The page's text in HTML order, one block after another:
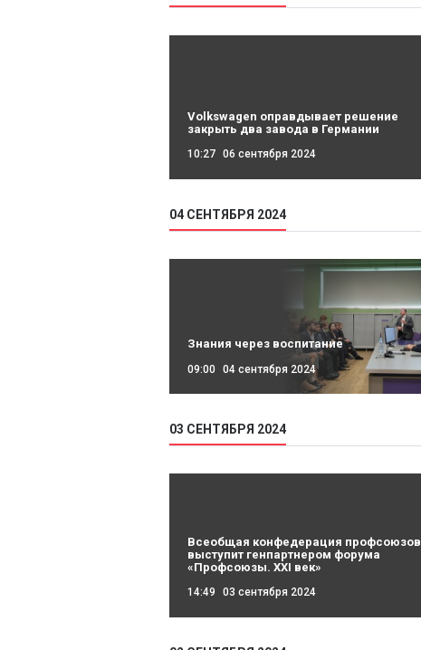
Volkswagen оправдывает решение
закрыть два завода в Германии
10:27 06 сентября 2024
04 СЕНТЯБРЯ 2024
Знания через воспитание
09:00 04 сентября 2024
03 СЕНТЯБРЯ 2024
Всеобщая конфедерация профсоюзов
выступит генпартнером форума
«Профсоюзы. XXI век»
14:49 03 сентября 2024